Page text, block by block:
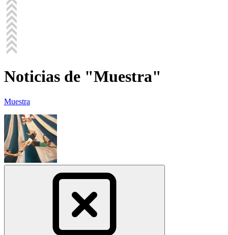
Noticias de "Muestra"
Muestra